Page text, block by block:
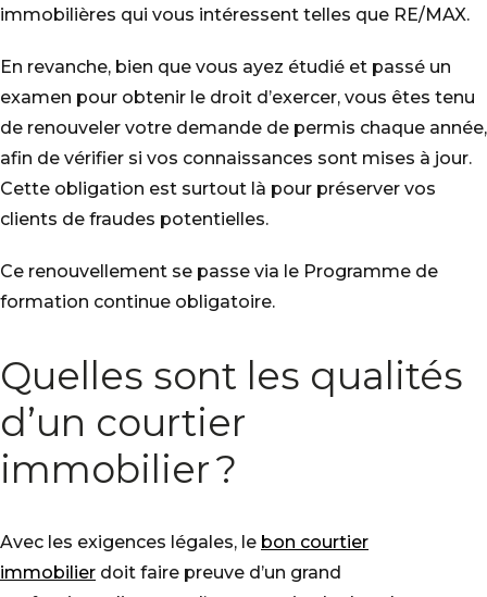
immobilières qui vous intéressent telles que RE/MAX.
En revanche, bien que vous ayez étudié et passé un
examen pour obtenir le droit d’exercer, vous êtes tenu
de renouveler votre demande de permis chaque année,
afin de vérifier si vos connaissances sont mises à jour.
Cette obligation est surtout là pour préserver vos
clients de fraudes potentielles.
Ce renouvellement se passe via le Programme de
formation continue obligatoire.
Quelles sont les qualités
d’un courtier
immobilier ?
Avec les exigences légales, le bon courtier
immobilier doit faire preuve d’un grand